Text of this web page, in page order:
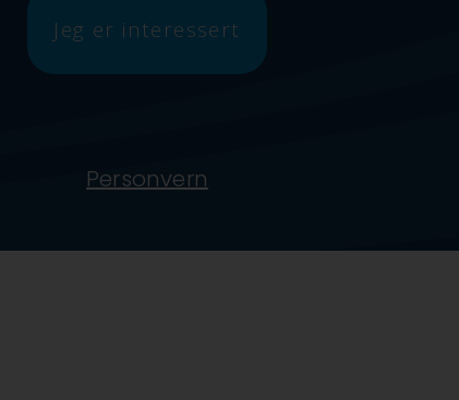
Jeg er interessert
Personvern